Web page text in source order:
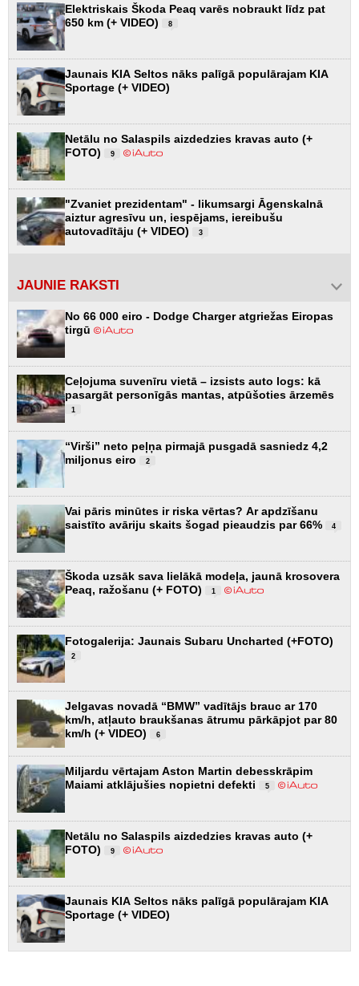
Elektriskais Škoda Peaq varēs nobraukt līdz pat
650 km (+ VIDEO)
8
Jaunais KIA Seltos nāks palīgā populārajam KIA
Sportage (+ VIDEO)
Netālu no Salaspils aizdedzies kravas auto (+
FOTO)
9
"Zvaniet prezidentam" - likumsargi Āgenskalnā
aiztur agresīvu un, iespējams, iereibušu
autovadītāju (+ VIDEO)
3
JAUNIE RAKSTI
No 66 000 eiro - Dodge Charger atgriežas Eiropas
tirgū
Ceļojuma suvenīru vietā – izsists auto logs: kā
pasargāt personīgās mantas, atpūšoties ārzemēs
1
“Virši” neto peļņa pirmajā pusgadā sasniedz 4,2
miljonus eiro
2
Vai pāris minūtes ir riska vērtas? Ar apdzīšanu
saistīto avāriju skaits šogad pieaudzis par 66%
4
Škoda uzsāk sava lielākā modeļa, jaunā krosovera
Peaq, ražošanu (+ FOTO)
1
Fotogalerija: Jaunais Subaru Uncharted (+FOTO)
2
Jelgavas novadā “BMW” vadītājs brauc ar 170
km/h, atļauto braukšanas ātrumu pārkāpjot par 80
km/h (+ VIDEO)
6
Miljardu vērtajam Aston Martin debesskrāpim
Maiami atklājušies nopietni defekti
5
Netālu no Salaspils aizdedzies kravas auto (+
FOTO)
9
Jaunais KIA Seltos nāks palīgā populārajam KIA
Sportage (+ VIDEO)